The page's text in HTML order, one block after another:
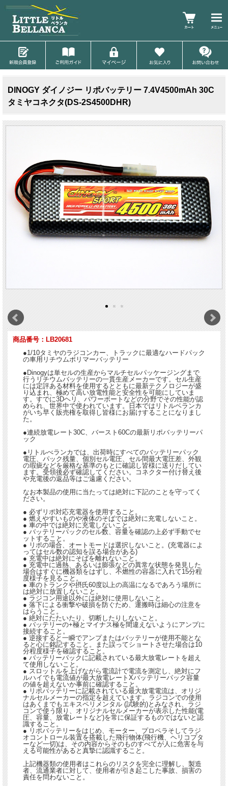
DINOGY ダイノジー リポバッテリー 7.4V4500mAh 30C
タミヤコネクタ(DS-2S4500DHR)
商品番号：LB20681
●1/10タミヤのラジコンカー、トラックに最適なハードパック
の車用リチウムポリマーバッテリー
●Dinogyは単セルの生産からマルチセルパッケージングまで
行うリチウムバッテリーの一貫生産メーカーです。セル生産
には定評ある材料を使用するとともに最新テクノロジーが盛
り込まれ、極めて高い放電性能と安全性を可能にしていま
す。すでに3Dヘリ、パワーボートなどの分野でその性能が認
められ、世界中で使われています。日本ではリトルベランカ
がいち早く販売権を取得し皆様にお届けすることになりまし
た。
●連続放電レート30C、バースト60Cの最新リポバッテリーパ
ック
●リトルべランカでは、出荷時にすべてのバッテリーパック
電圧、パック残量、個別セル電圧、セル間最大電圧差、外観
の瑕疵などを厳格な基準のもとに確認し皆様に送りだしてい
ます。受領後必ず確認してください。コネクター付け替え後
や充電後の返品等はご遠慮ください。
なお本製品の使用に当たっては絶対に下記のことを守ってく
ださい。
● 必ずリポ対応充電器を使用すること。
● 燃えやすいものや液体のそばでは絶対に充電しないこと。
● 車の中では絶対に充電しないこと。
● バッテリーパックのセル数、容量を確認の上必ず手動でセ
ットすること。
● リポの場合、オートモードは選択しないこと。(充電器によ
ってはセル数の認知を誤る場合がある)
● 充電中は絶対にそばを離れないこと。
● 充電中に過熱、あるいは膨張などの異常な状態を発見した
場合はすぐに機器類をはずし、不燃性の容器に入れて15分程
度様子を見ること。
● 車のトランクや摂氏60度以上の高温になるであろう場所に
は絶対に放置しないこと。
● ラジコン用途以外には絶対に使用しないこと。
● 落下による衝撃や破損を防ぐため、運搬時は細心の注意を
はらうこと。
● 絶対にたたいたり、切断したりしないこと。
● バッテリーの+極とマイナス極を間違えないようにアンプに
接続すること。
● 逆接すると一瞬でアンプまたはバッテリーが使用不能とな
ると心に銘記すること。また誤ってショートさせた場合は10
分程度様子を確認すること。
● バッテリーパックに記載されている最大放電レートを超え
て使用しないこと。
● スロットルを上げながら電流計で電流を測定し、絶対にフ
ルハイでも電流値が最大放電レートXバッテリーパック容量
の値を超えないか事前に確認すること。
● リポバッテリーに記載されている最大放電電流は、オリジ
ナルセルメーカーの指定を超えています。ラジコンでの使用
はあくまでもエキスペリメンタル (試験的)とみなされ、ラジ
コンで使う限り、オリジナルセルメーカーが表示した性能(電
圧、容量、放電レートなど)を常に保証するものではないと認
識すること。
● リポバッテリーをはじめ、モーター、プロペラそしてラジ
オコントロール装置を搭載した飛行物体(飛行機、ヘリコプタ
ーなど一切)は、その内容からそのものすべてが人に危害を与
える可能性があると真摯に認識すること。
上記機器類の使用者はこれらのリスクを完全に理解し、製造
者、流通業者に対して、使用者が引き起こした事故、損害の
責任を問わないこと。